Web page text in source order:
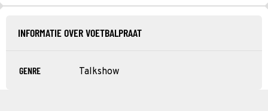
INFORMATIE OVER VOETBALPRAAT
GENRE Talkshow